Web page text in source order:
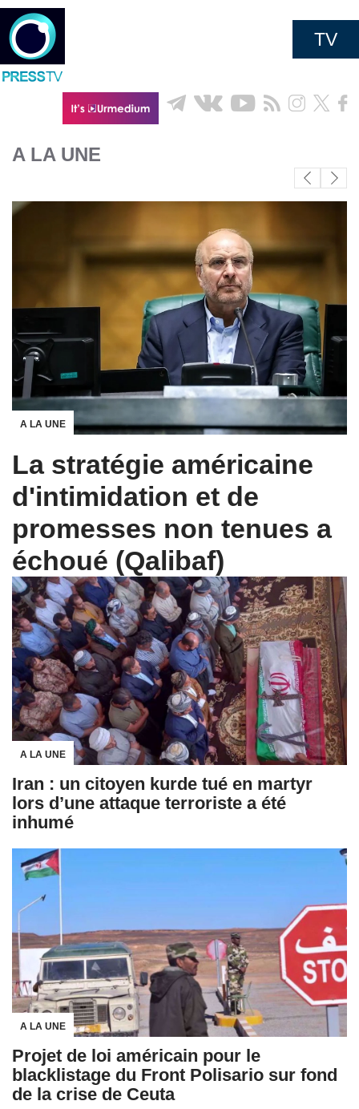
TV
A LA UNE
A LA UNE
La stratégie américaine
d'intimidation et de
promesses non tenues a
échoué (Qalibaf)
A LA UNE
Iran : un citoyen kurde tué en martyr
lors d’une attaque terroriste a été
inhumé
A LA UNE
Projet de loi américain pour le
blacklistage du Front Polisario sur fond
de la crise de Ceuta